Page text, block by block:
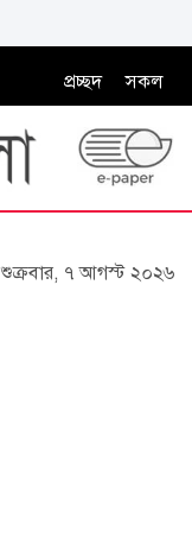
প্রচ্ছদ সকল
শুক্রবার, ৭ আগস্ট ২০২৬